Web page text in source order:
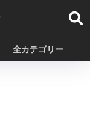
全カテゴリー